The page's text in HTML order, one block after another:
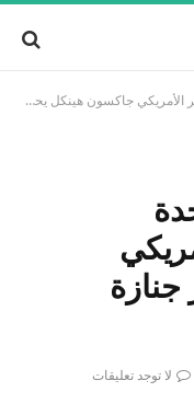
هينكل يحضر جنازة خامنئي | أخبار
لا توجد تعليقات